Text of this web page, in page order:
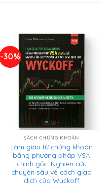
-30%
SÁCH CHỨNG KHOÁN
Làm giàu từ chứng khoán
bằng phương pháp VSA
chính gốc: Nghiên cứu
chuyên sâu về cách giao
dịch của Wyckoff